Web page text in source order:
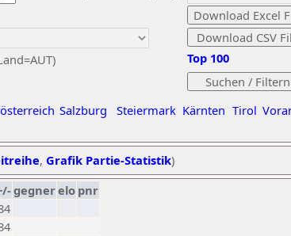
Salzburg Steiermark Kärnten Tirol
Top 100
, Grafik Partie-Statistik)
gegnerelo pnr